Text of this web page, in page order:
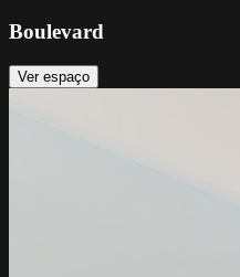
Boulevard
Ver espaço